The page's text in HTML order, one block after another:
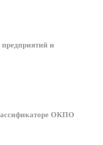
и
ОКПО